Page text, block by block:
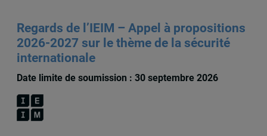
Regards de l’IEIM – Appel à propositions
2026-2027 sur le thème de la sécurité
internationale
Date limite de soumission : 30 septembre 2026